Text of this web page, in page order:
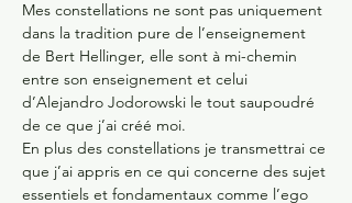
Mes constellations ne sont pas uniquement
dans la tradition pure de l’enseignement
de Bert Hellinger, elle sont à mi-chemin
entre son enseignement et celui
d’Alejandro Jodorowski le tout saupoudré
de ce que j’ai créé moi.
En plus des constellations je transmettrai ce
que j’ai appris en ce qui concerne des sujet
essentiels et fondamentaux comme l’ego